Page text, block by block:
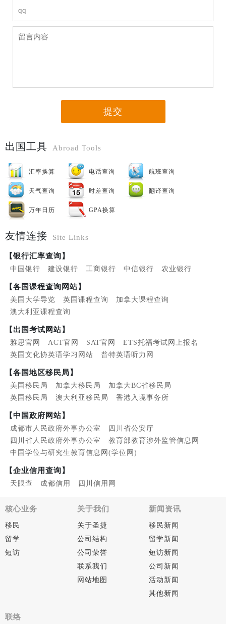
提交
出国工具 Abroad Tools
汇率换算 电话查询 航班查询
天气查询 时差查询 翻译查询
万年日历 GPA换算
友情连接 Site Links
【银行汇率查询】
中国银行 建设银行 工商银行 中信银行 农业银行
【各国课程查询网站】
美国大学导览 英国课程查询
加拿大课程查询
澳大利亚课程查询
【出国考试网站】
雅思官网 ACT官网 SAT官网
ETS托福考试网上报名
英国文化协英语学习网站
普特英语听力网
【各国地区移民局】
美国移民局 加拿大移民局
加拿大BC省移民局
英国移民局
澳大利亚移民局 香港入境事务所
【中国政府网站】
成都市人民政府外事办公室
四川省公安厅
四川省人民政府外事办公室
教育部教育涉外监管信息网
中国学位与研究生教育信息网(学位网)
【企业信用查询】
天眼查 成都信用 四川信用网
核心业务
移民
留学
短访
关于我们
关于圣捷
公司结构
公司荣誉
联系我们
网站地图
新闻资讯
移民新闻
留学新闻
短访新闻
公司新闻
活动新闻
其他新闻
联络